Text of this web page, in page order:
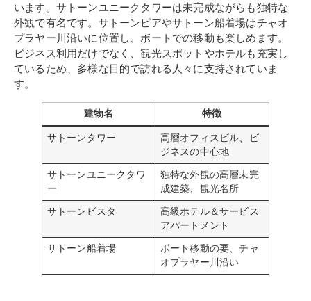
います。サトーンユニークタワーは未完成ながらも独特な
外観で有名です。サトーンピアやサトーン船着場はチャオ
プラヤー川沿いに位置し、ボートでの移動も楽しめます。
ビジネス利用だけでなく、観光スポットやホテルも充実し
ているため、多様な目的で訪れる人々に支持されていま
す。
建物名 特徴
サトーンタワー
高層オフィスビル、ビ
ジネスの中心地
サトーンユニークタワ
ー
独特な外観の高層未完
成建築、観光名所
サトーンビスタ
高級ホテル＆サービス
アパートメント
サトーン船着場
ボート移動の要、チャ
オプラヤー川沿い